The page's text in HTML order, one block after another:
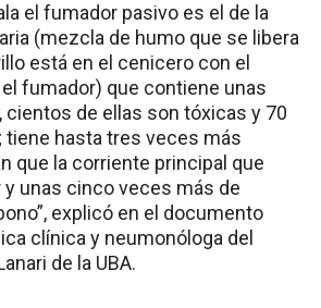
el fumador pasivo es el de la
(mezcla de humo que se libera
está en el cenicero con el
fumador) que contiene unas
cientos de ellas son tóxicas y 70
tiene hasta tres veces más
que la corriente principal que
unas cinco veces más de
explicó en el documento
clínica y neumonóloga del
de la UBA.